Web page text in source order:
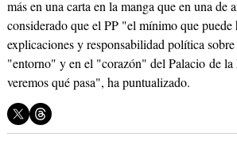
más en una carta en la manga que en una de
considerado que el PP "el mínimo que puede
explicaciones y responsabilidad política
"entorno" y en el "corazón" del Palacio de
veremos qué pasa", ha puntualizado.